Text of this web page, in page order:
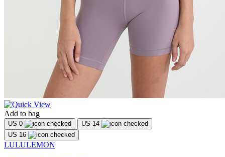
Add to bag
US 0
US 14
US 16
LULULEMON